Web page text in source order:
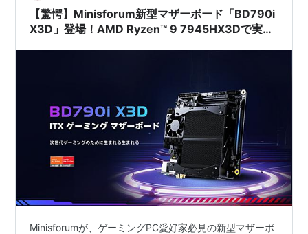
【驚愕】Minisforum新型マザーボード「BD790i
X3D」登場！AMD Ryzen™ 9 7945HX3Dで実現
Minisforumが、ゲーミングPC愛好家必見の新型マザーボ